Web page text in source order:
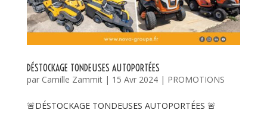
DÉSTOCKAGE TONDEUSES AUTOPORTÉES
par Camille Zammit| 15 Avr 2024| PROMOTIONS
🚨DÉSTOCKAGE TONDEUSES AUTOPORTÉES 🚨